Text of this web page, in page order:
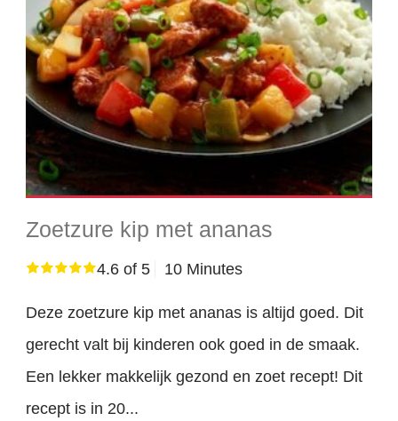
Zoetzure kip met ananas
4.6 of 5 10 Minutes
Deze zoetzure kip met ananas is altijd goed. Dit
gerecht valt bij kinderen ook goed in de smaak.
Een lekker makkelijk gezond en zoet recept! Dit
recept is in 20...